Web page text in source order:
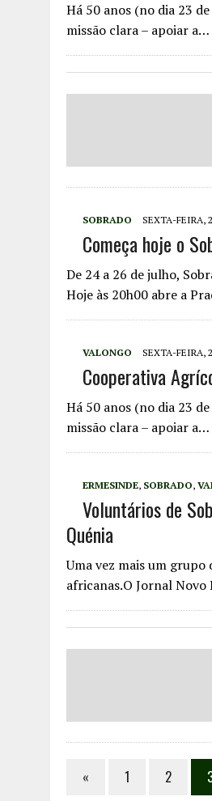
Há 50 anos (no dia 23
missão clara – apoiar a…
SOBRADO SEXTA-FEIRA,
Começa hoje o
De 24 a 26 de julho,
Hoje às 20h00 abre a
VALONGO SEXTA-FEIRA,
Cooperativa
Há 50 anos (no dia 23
missão clara – apoiar a…
ERMESINDE, SOBRADO,
Voluntários de
Quénia
Uma vez mais um grupo
africanas.O Jornal
« 1 2